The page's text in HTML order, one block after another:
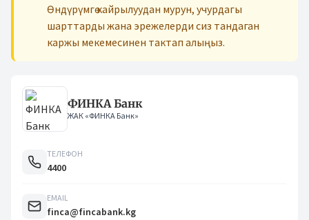
Өндүрүмгө кайрылуудан мурун, учурдагы
шарттарды жана эрежелерди сиз тандаган
каржы мекемесинен тактап алыңыз.
ФИНКА Банк
ЖАК «ФИНКА Банк»
ТЕЛЕФОН
4400
EMAIL
finca@fincabank.kg